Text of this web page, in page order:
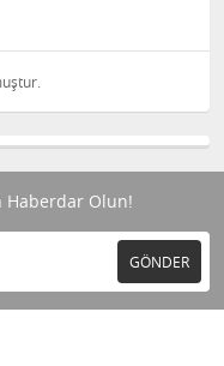
Haberdar Olun!
GÖNDER